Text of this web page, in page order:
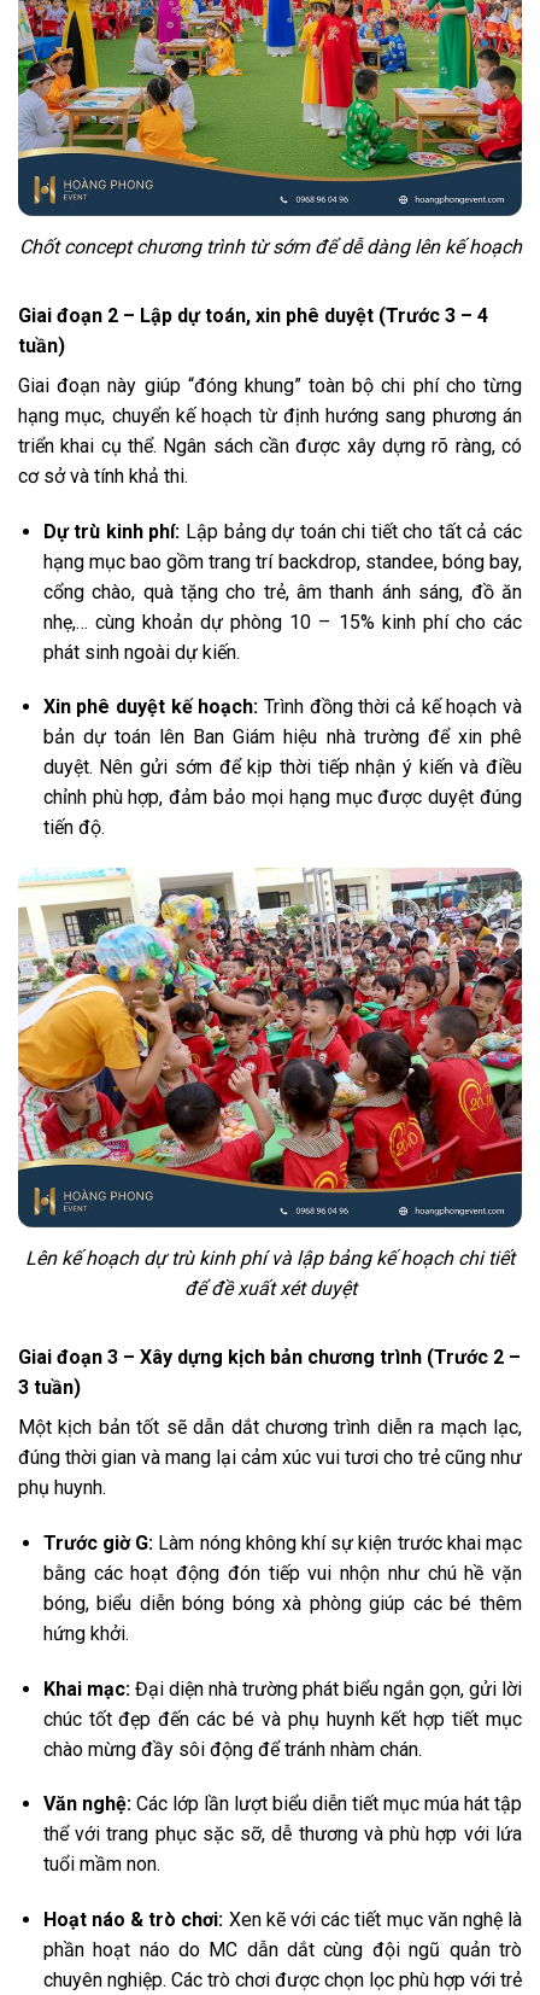
Chốt concept chương trình từ sớm để dễ dàng lên kế hoạch
Giai đoạn 2 – Lập dự toán, xin phê duyệt (Trước 3 – 4
tuần)
Giai đoạn này giúp “đóng khung” toàn bộ chi phí cho từng
hạng mục, chuyển kế hoạch từ định hướng sang phương án
triển khai cụ thể. Ngân sách cần được xây dựng rõ ràng, có
cơ sở và tính khả thi.
Dự trù kinh phí: Lập bảng dự toán chi tiết cho tất cả các
hạng mục bao gồm trang trí backdrop, standee, bóng bay,
cổng chào, quà tặng cho trẻ, âm thanh ánh sáng, đồ ăn
nhẹ,… cùng khoản dự phòng 10 – 15% kinh phí cho các
phát sinh ngoài dự kiến.
Xin phê duyệt kế hoạch:Trình đồng thời cả kế hoạch và
bản dự toán lên Ban Giám hiệu nhà trường để xin phê
duyệt. Nên gửi sớm để kịp thời tiếp nhận ý kiến và điều
chỉnh phù hợp, đảm bảo mọi hạng mục được duyệt đúng
tiến độ.
Lên kế hoạch dự trù kinh phí và lập bảng kế hoạch chi tiết
để đề xuất xét duyệt
Giai đoạn 3 – Xây dựng kịch bản chương trình (Trước 2 –
3 tuần)
Một kịch bản tốt sẽ dẫn dắt chương trình diễn ra mạch lạc,
đúng thời gian và mang lại cảm xúc vui tươi cho trẻ cũng như
phụ huynh.
Trước giờ G: Làm nóng không khí sự kiện trước khai mạc
bằng các hoạt động đón tiếp vui nhộn như chú hề vặn
bóng, biểu diễn bóng bóng xà phòng giúp các bé thêm
hứng khởi.
Khai mạc: Đại diện nhà trường phát biểu ngắn gọn, gửi lời
chúc tốt đẹp đến các bé và phụ huynh kết hợp tiết mục
chào mừng đầy sôi động để tránh nhàm chán.
Văn nghệ: Các lớp lần lượt biểu diễn tiết mục múa hát tập
thể với trang phục sặc sỡ, dễ thương và phù hợp với lứa
tuổi mầm non.
Hoạt náo & trò chơi: Xen kẽ với các tiết mục văn nghệ là
phần hoạt náo do MC dẫn dắt cùng đội ngũ quản trò
chuyên nghiệp. Các trò chơi được chọn lọc phù hợp với trẻ